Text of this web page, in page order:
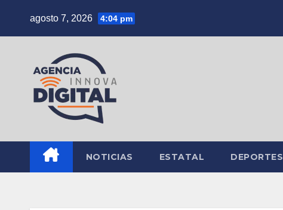
agosto 7, 2026 4:04 pm
NOTICIAS ESTATAL DEPORTES